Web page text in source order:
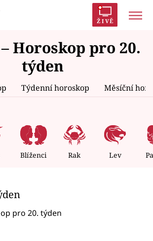
ŽIVĚ
Inspekce Prostřeno!
AYTO?
Proměny
Horoskop pro 20.
týden
Týdenní horoskop Měsíční
Blíženci Rak Lev
pro 20. týden